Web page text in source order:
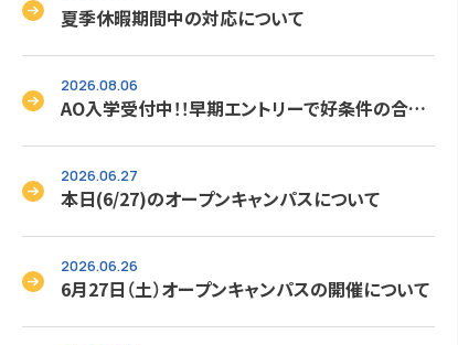
夏季休暇期間中の対応について
2026.08.06
AO入学受付中！！早期エントリーで好条件の合格
をゲット！！次回は8/18（火）です。
2026.06.27
本日(6/27)のオープンキャンパスについて
2026.06.26
6月27日（土）オープンキャンパスの開催について